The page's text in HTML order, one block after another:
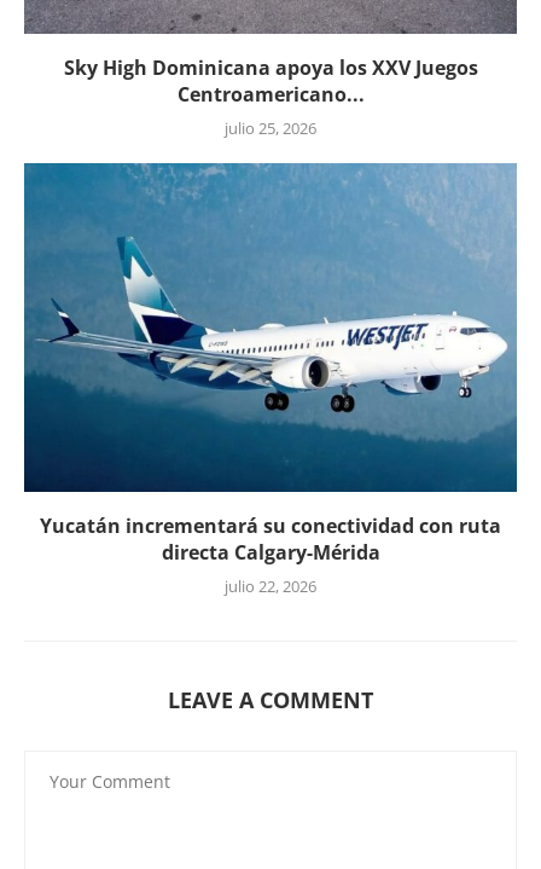
Sky High Dominicana apoya los XXV Juegos
Centroamericano...
julio 25, 2026
Yucatán incrementará su conectividad con ruta
directa Calgary-Mérida
julio 22, 2026
LEAVE A COMMENT